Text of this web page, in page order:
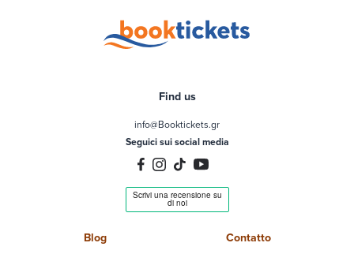
Find us
info@Booktickets.gr
Seguici sui social media
Blog Contatto